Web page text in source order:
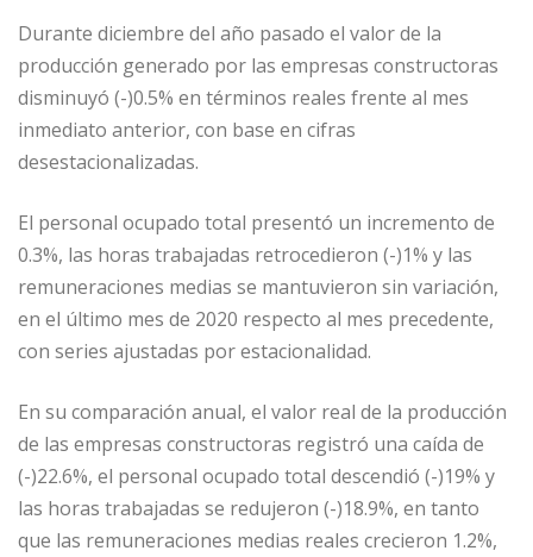
Durante diciembre del año pasado el valor de la
producción generado por las empresas constructoras
disminuyó (-)0.5% en términos reales frente al mes
inmediato anterior, con base en cifras
desestacionalizadas.
El personal ocupado total presentó un incremento de
0.3%, las horas trabajadas retrocedieron (-)1% y las
remuneraciones medias se mantuvieron sin variación,
en el último mes de 2020 respecto al mes precedente,
con series ajustadas por estacionalidad.
En su comparación anual, el valor real de la producción
de las empresas constructoras registró una caída de
(-)22.6%, el personal ocupado total descendió (-)19% y
las horas trabajadas se redujeron (-)18.9%, en tanto
que las remuneraciones medias reales crecieron 1.2%,